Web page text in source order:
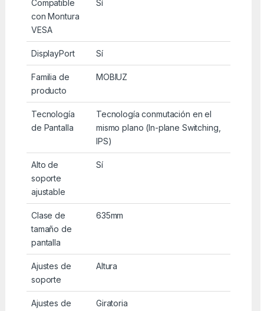
Compatible
con Montura
VESA
Sí
DisplayPort Sí
Familia de
producto
MOBIUZ
Tecnología
de Pantalla
Tecnología conmutación en el
mismo plano (In-plane Switching,
IPS)
Alto de
soporte
ajustable
Sí
Clase de
tamaño de
pantalla
635mm
Ajustes de
soporte
Altura
Ajustes de
Giratoria